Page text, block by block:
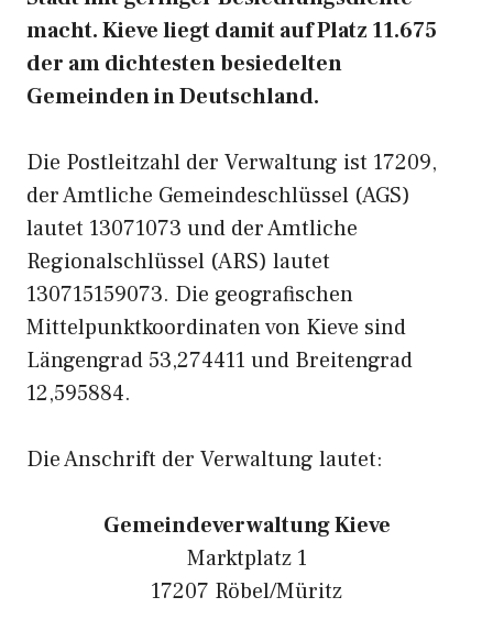
macht. Kieve liegt damit auf Platz 11.675
der am dichtesten besiedelten
Gemeinden in Deutschland.
Die Postleitzahl der Verwaltung ist 17209,
der Amtliche Gemeindeschlüssel (AGS)
lautet 13071073 und der Amtliche
Regionalschlüssel (ARS) lautet
130715159073. Die geografischen
Mittelpunktkoordinaten von Kieve sind
Längengrad 53,274411 und Breitengrad
12,595884.
Die Anschrift der Verwaltung lautet:
Gemeindeverwaltung Kieve
Marktplatz 1
17207 Röbel/Müritz